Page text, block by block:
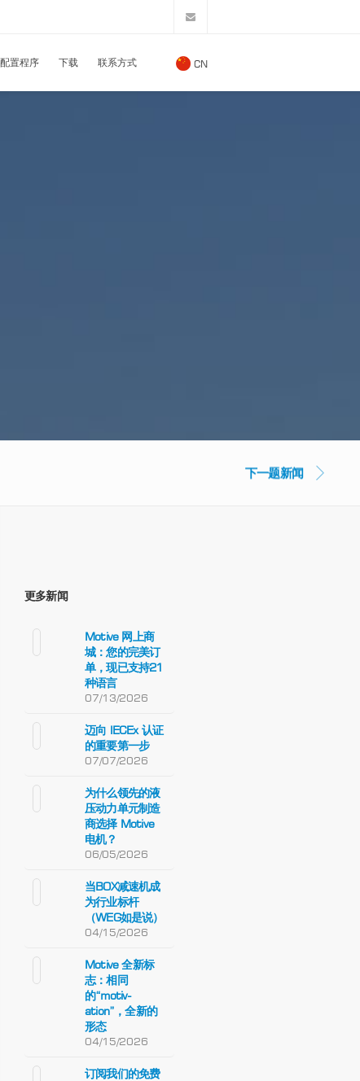
CN
配置程序 下载 联系方式
下一题新闻
更多新闻
Motive 网上商
城：您的完美订
单，现已支持21
种语言
07/13/2026
迈向 IECEx 认证
的重要第一步
07/07/2026
为什么领先的液
压动力单元制造
商选择 Motive
电机？
06/05/2026
当BOX减速机成
为行业标杆
（WEG如是说）
04/15/2026
Motive 全新标
志：相同
的“motiv-
ation”，全新的
形态
04/15/2026
订阅我们的免费